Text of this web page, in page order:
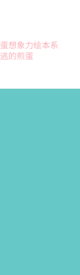
想象力绘本系
的煎蛋